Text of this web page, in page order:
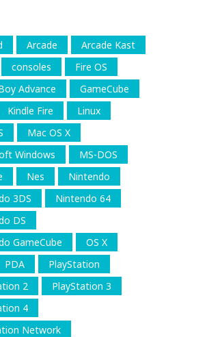
Arcade
Arcade Kast
consoles
Fire OS
Advance
GameCube
Kindle Fire
Linux
Mac OS X
Windows
MS-DOS
Nes
Nintendo
3DS
Nintendo 64
DS
GameCube
OS X
PDA
PlayStation
2
PlayStation 3
4
Network